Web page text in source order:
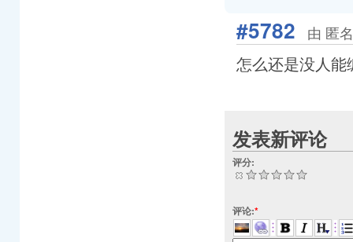
#5782 由 匿
怎么还是没人能
发表新评论
评分:
评论:*